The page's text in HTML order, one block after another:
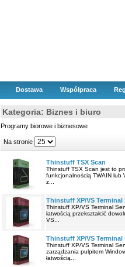
Dostawa Współpraca
Kategoria: Biznes i biuro
Programy biorowe i biznesowe
Na stronie
Thinstuff TSX Scan
Thinstuff TSX Scan jest to
funkcjonalnością TWAIN lub
z...
Thinstuff XP/VS Terminal
Thinstuff XP/VS Terminal
łatwością przekształcić
VS...
Thinstuff XP/VS Terminal
Thinstuff XP/VS Terminal
zarządzania pulpitem
łatwością...